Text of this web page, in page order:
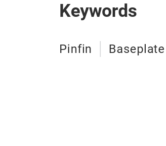
Keywords
Pinfin Baseplate